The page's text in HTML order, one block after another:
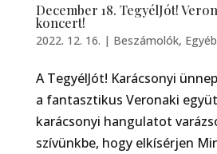
December 18. TegyélJót!
koncert!
2022. 12. 16. | Beszámolók, Egyéb
A TegyélJót! Karácsonyi
a fantasztikus Veronaki
karácsonyi hangulatot
szívünkbe, hogy elkísérjen